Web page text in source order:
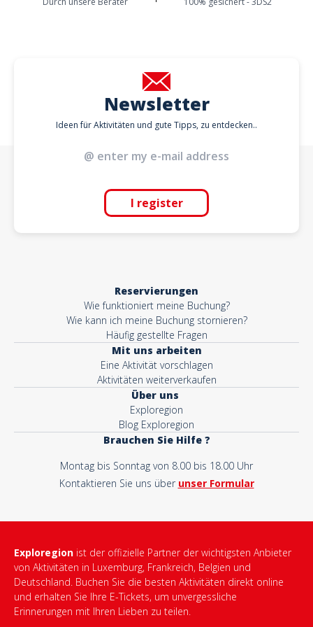
Newsletter
Ideen für Aktivitäten und gute Tipps, zu entdecken..
I register
Reservierungen
Wie funktioniert meine Buchung?
Wie kann ich meine Buchung stornieren?
Häufig gestellte Fragen
Mit uns arbeiten
Eine Aktivität vorschlagen
Aktivitäten weiterverkaufen
Über uns
Exploregion
Blog Exploregion
Brauchen Sie Hilfe ?
Montag bis Sonntag von 8.00 bis 18.00 Uhr
Kontaktieren Sie uns über unser Formular
Exploregion ist der offizielle Partner der wichtigsten Anbieter
von Aktivitäten in Luxemburg, Frankreich, Belgien und
Deutschland. Buchen Sie die besten Aktivitäten direkt online
und erhalten Sie Ihre E-Tickets, um unvergessliche
Erinnerungen mit Ihren Lieben zu teilen.